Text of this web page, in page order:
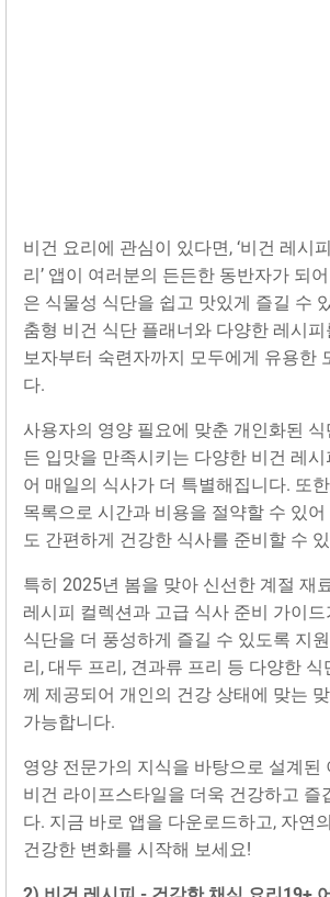
비건 요리에 관심이 있다면, ‘비건 레시
리’ 앱이 여러분의 든든한 동반자가 되
은 식물성 식단을 쉽고 맛있게 즐길 수
춤형 비건 식단 플래너와 다양한 레시
보자부터 숙련자까지 모두에게 유용한
다.
사용자의 영양 필요에 맞춘 개인화된 식
든 입맛을 만족시키는 다양한 비건 레
어 매일의 식사가 더 특별해집니다. 또
목록으로 시간과 비용을 절약할 수 있
도 간편하게 건강한 식사를 준비할 수
특히 2025년 봄을 맞아 신선한 계절 재
레시피 컬렉션과 고급 식사 준비 가이드
식단을 더 풍성하게 즐길 수 있도록 지
리, 대두 프리, 견과류 프리 등 다양한
께 제공되어 개인의 건강 상태에 맞는
가능합니다.
영양 전문가의 지식을 바탕으로 설계된
비건 라이프스타일을 더욱 건강하고 즐
다. 지금 바로 앱을 다운로드하고, 자연
건강한 변화를 시작해 보세요!